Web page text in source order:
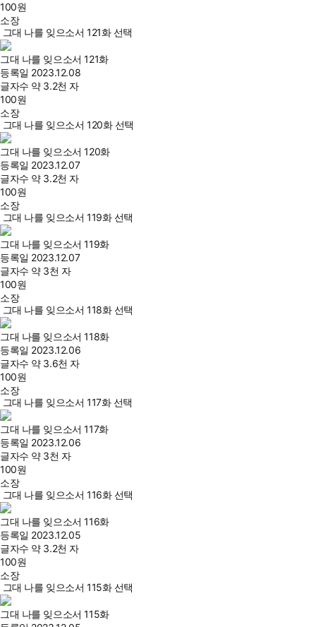
100원
소장
그대 나를 잊으소서 121화 선택
그대 나를 잊으소서 121화
등록일 2023.12.08
글자수 약 3.2천 자
100원
소장
그대 나를 잊으소서 120화 선택
그대 나를 잊으소서 120화
등록일 2023.12.07
글자수 약 3.2천 자
100원
소장
그대 나를 잊으소서 119화 선택
그대 나를 잊으소서 119화
등록일 2023.12.07
글자수 약 3천 자
100원
소장
그대 나를 잊으소서 118화 선택
그대 나를 잊으소서 118화
등록일 2023.12.06
글자수 약 3.6천 자
100원
소장
그대 나를 잊으소서 117화 선택
그대 나를 잊으소서 117화
등록일 2023.12.06
글자수 약 3천 자
100원
소장
그대 나를 잊으소서 116화 선택
그대 나를 잊으소서 116화
등록일 2023.12.05
글자수 약 3.2천 자
100원
소장
그대 나를 잊으소서 115화 선택
그대 나를 잊으소서 115화